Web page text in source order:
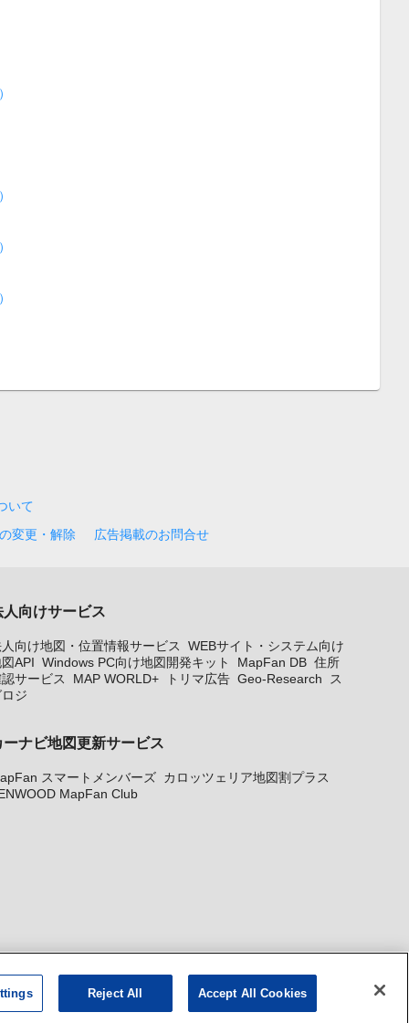
いて
変更・解除
広告掲載のお問合せ
人向けサービス
向け地図・位置情報サービス
WEBサイト・システム向け
API Windows PC向け地図開発キット MapFan DB 住所
サービス
MAP WORLD+ トリマ広告 Geo-Research
ス
ジ
ーナビ地図更新サービス
スマートメンバーズ カロッツェリア地図割プラス
MapFan Club
Reject All Accept All Cookies